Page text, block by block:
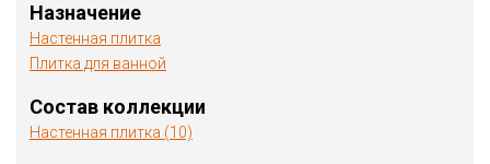
Назначение
Настенная плитка
Плитка для ванной
Состав коллекции
Настенная плитка (10)